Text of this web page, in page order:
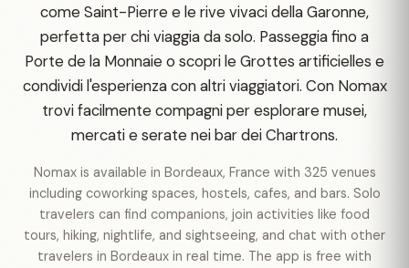
come Saint-Pierre e le rive vivaci della Garonne,
perfetta per chi viaggia da solo. Passeggia fino a
Porte de la Monnaie o scopri le Grottes artificielles e
condividi l'esperienza con altri viaggiatori. Con Nomax
trovi facilmente compagni per esplorare musei,
mercati e serate nei bar dei Chartrons.
Nomax is available in Bordeaux, France with 325 venues
including coworking spaces, hostels, cafes, and bars. Solo
travelers can find companions, join activities like food
tours, hiking, nightlife, and sightseeing, and chat with other
travelers in Bordeaux in real time. The app is free with